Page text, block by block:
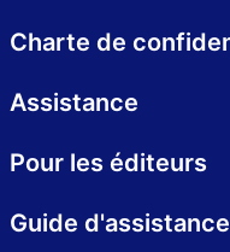
Charte de
Assistance
Pour les éditeurs
Guide d'assistance